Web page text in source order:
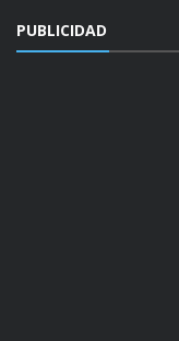
PUBLICIDAD